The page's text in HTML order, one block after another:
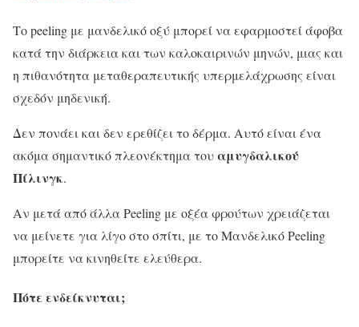
Το peeling με μανδελικό οξύ μπορεί να εφαρμοστεί άφοβα
κατά την διάρκεια και των καλοκαιρινών μηνών, μιας και
η πιθανότητα μεταθεραπευτικής υπερμελάχρωσης είναι
σχεδόν μηδενική.
Δεν πονάει και δεν ερεθίζει το δέρμα. Αυτό είναι ένα
ακόμα σημαντικό πλεονέκτημα τουαμυγδαλικού
Πίλινγκ.
Αν μετά από άλλα Peeling με οξέα φρούτων χρειάζεται
να μείνετε για λίγο στο σπίτι, με το Μανδελικό Peeling
μπορείτε να κινηθείτε ελεύθερα.
Πότε ενδείκνυται;